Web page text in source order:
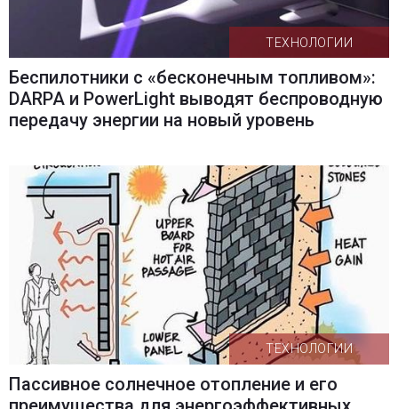
ТЕХНОЛОГИИ
Беспилотники с «бесконечным топливом»:
DARPA и PowerLight выводят беспроводную
передачу энергии на новый уровень
ТЕХНОЛОГИИ
Пассивное солнечное отопление и его